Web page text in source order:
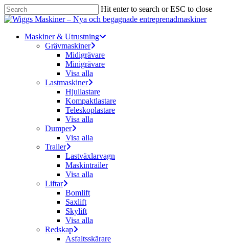
Skip
to
content
Hit enter to search or ESC to close
Close
Menu
Maskiner & Utrustning
Grävmaskiner
Midigrävare
Minigrävare
Visa alla
Lastmaskiner
Hjullastare
Kompaktlastare
Teleskoplastare
Visa alla
Dumper
Visa alla
Trailer
Lastväxlarvagn
Maskintrailer
Visa alla
Liftar
Bomlift
Saxlift
Skylift
Visa alla
Redskap
Asfaltsskärare